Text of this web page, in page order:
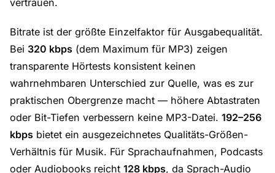
Bitrate ist der größte Einzelfaktor für Ausgabequalität.
Bei 320 kbps (dem Maximum für MP3) zeigen
transparente Hörtests konsistent keinen
wahrnehmbaren Unterschied zur Quelle, was es zur
praktischen Obergrenze macht — höhere Abtastraten
oder Bit-Tiefen verbessern keine MP3-Datei. 192–256
kbps bietet ein ausgezeichnetes Qualitäts-Größen-
Verhältnis für Musik. Für Sprachaufnahmen, Podcasts
oder Audiobooks reicht 128 kbps, da Sprach-Audio